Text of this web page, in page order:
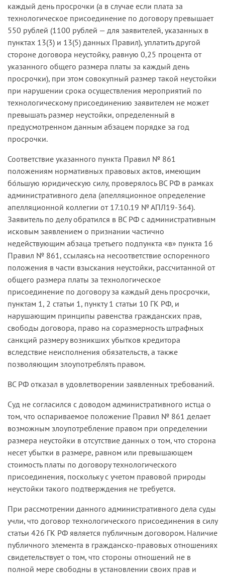
каждый день просрочки (а в случае если плата за
технологическое присоединение по договору превышает
550 рублей (1100 рублей — для заявителей, указанных в
пунктах 13(3) и 13(5) данных Правил), уплатить другой
стороне договора неустойку, равную 0,25 процента от
указанного общего размера платы за каждый день
просрочки), при этом совокупный размер такой неустойки
при нарушении срока осуществления мероприятий по
технологическому присоединению заявителем не может
превышать размер неустойки, определенный в
предусмотренном данным абзацем порядке за год
просрочки.
Соответствие указанного пункта Правил № 861
положениям нормативных правовых актов, имеющим
бо́льшую юридическую силу, проверялось ВС РФ в рамках
административного дела (апелляционное определение
апелляционной коллегии от 17.10.19 № АПЛ19-364).
Заявитель по делу обратился в ВС РФ с административным
исковым заявлением о признании частично
недействующим абзаца третьего подпункта «в» пункта 16
Правил № 861, ссылаясь на несоответствие оспоренного
положения в части взыскания неустойки, рассчитанной от
общего размера платы за технологическое
присоединение по договору за каждый день просрочки,
пунктам 1, 2 статьи 1, пункту 1 статьи 10 ГК РФ, и
нарушающим принципы равенства гражданских прав,
свободы договора, право на соразмерность штрафных
санкций размеру возникших убытков кредитора
вследствие неисполнения обязательств, а также
позволяющим злоупотреблять правом.
ВС РФ отказал в удовлетворении заявленных требований.
Суд не согласился с доводом административного истца о
том, что оспариваемое положение Правил № 861 делает
возможным злоупотребление правом при определении
размера неустойки в отсутствие данных о том, что сторона
несет убытки в размере, равном или превышающем
стоимость платы по договору технологического
присоединения, поскольку с учетом правовой природы
неустойки такого подтверждения не требуется.
При рассмотрении данного административного дела суды
учли, что договор технологического присоединения в силу
статьи 426 ГК РФ является публичным договором. Наличие
публичного элемента в гражданско-правовых отношениях
свидетельствует о том, что стороны отношений не в
полной мере свободны в установлении своих прав и